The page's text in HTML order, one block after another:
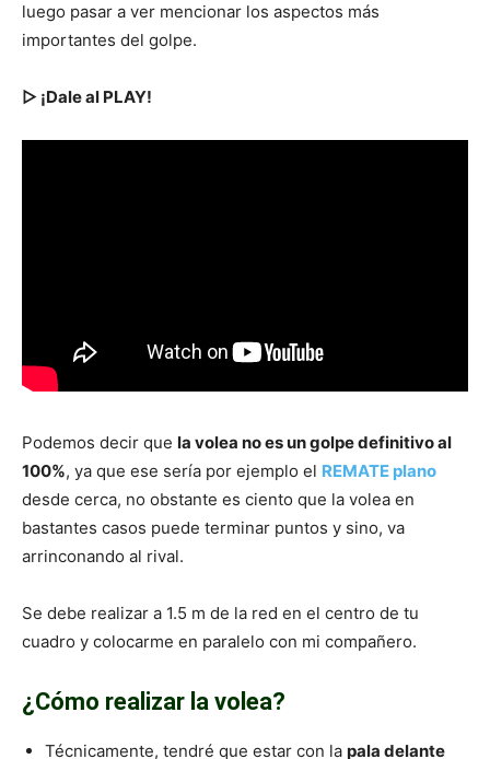
luego pasar a ver mencionar los aspectos más
importantes del golpe.
▷ ¡Dale al PLAY!
Podemos decir que la volea no es un golpe definitivo al
100%, ya que ese sería por ejemplo el REMATE plano
desde cerca, no obstante es ciento que la volea en
bastantes casos puede terminar puntos y sino, va
arrinconando al rival.
Se debe realizar a 1.5 m de la red en el centro de tu
cuadro y colocarme en paralelo con mi compañero.
¿Cómo realizar la volea?
Técnicamente, tendré que estar con la pala delante